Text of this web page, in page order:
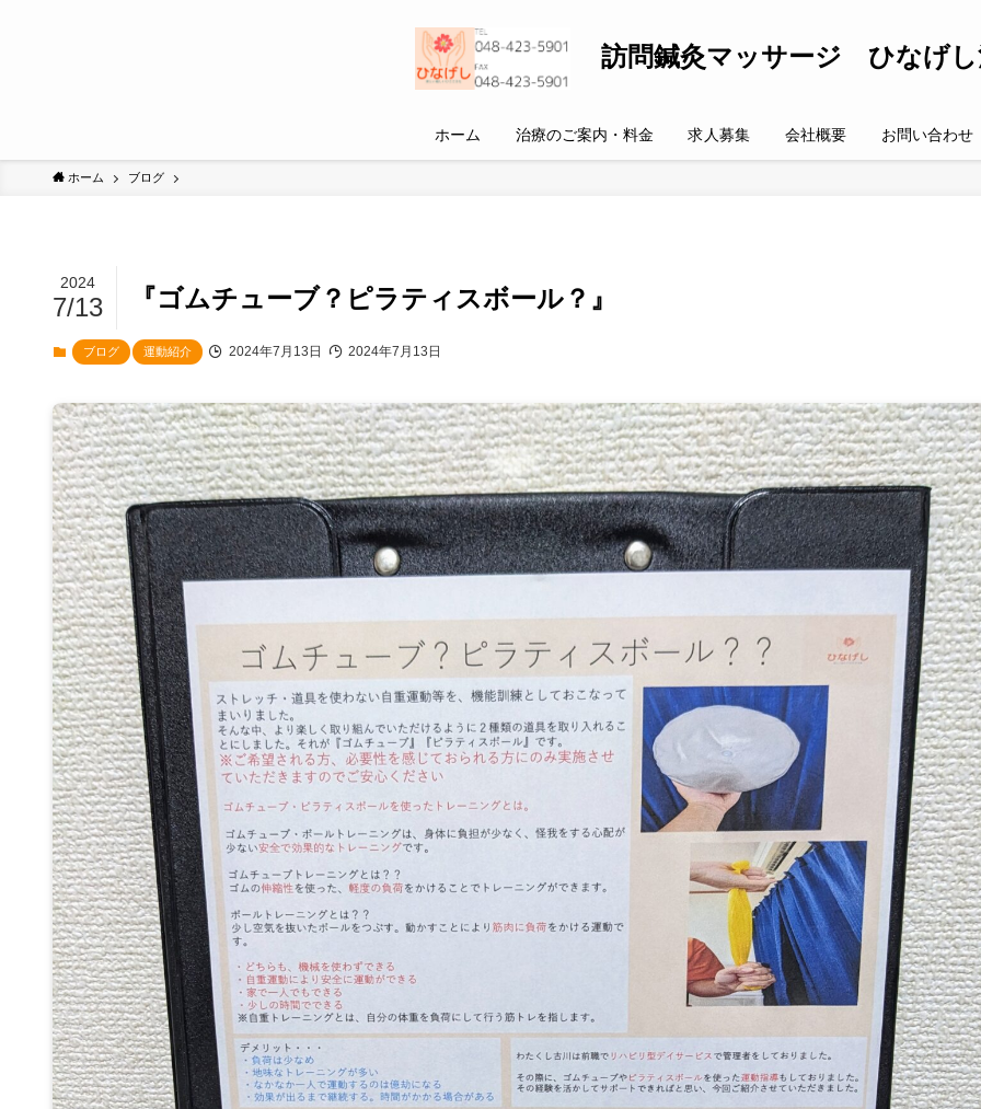
訪問鍼灸マッサージ ひなげし
ホーム 治療のご案内・料金 求人募集 会社概要 お問い合わせ
ホーム ブログ
『ゴムチューブ？ピラティスボール？』
2024
7/13
ブログ 運動紹介 2024年7月13日 2024年7月13日